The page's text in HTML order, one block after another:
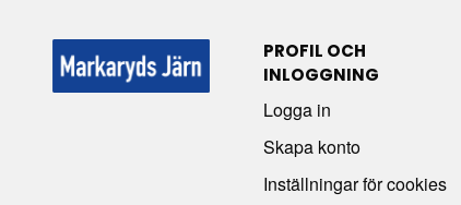
PROFIL OCH
INLOGGNING
Logga in
Skapa konto
Inställningar för cookies